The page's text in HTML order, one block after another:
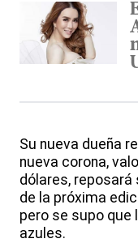
Su nueva dueña
nueva corona,
dólares, reposará
de la próxima
pero se supo
azules.